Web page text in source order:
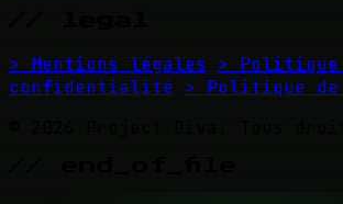
> Mentions légales
> Politique
confidentialité > Politique de